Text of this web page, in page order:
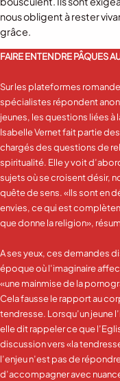
nous obligent à rester
grâce.
FAIRE ENTENDRE PÂQUES
Sur les plateformes
spécialistes répondent
jeunes, les questions liées à
Isabelle Vernet fait partie
chargés des questions de
spiritualité. Elle y voit
sujets où se croisent désir,
quête de sens. «Ils sont en
envies, ce qui est
que donne la religion»,
A ses yeux, ces demandes
époque où l’imaginaire
«une mainmise de la
Cela fausse le rapport au
tendresse. Lorsqu’un jeune
elle dit rappeler ce que
discussion vers «la
l’enjeu n’est pas de
d’accompagner avec